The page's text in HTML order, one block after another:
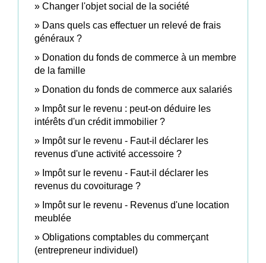
Changer l'objet social de la société
Dans quels cas effectuer un relevé de frais
généraux ?
Donation du fonds de commerce à un membre
de la famille
Donation du fonds de commerce aux salariés
Impôt sur le revenu : peut-on déduire les
intérêts d'un crédit immobilier ?
Impôt sur le revenu - Faut-il déclarer les
revenus d'une activité accessoire ?
Impôt sur le revenu - Faut-il déclarer les
revenus du covoiturage ?
Impôt sur le revenu - Revenus d'une location
meublée
Obligations comptables du commerçant
(entrepreneur individuel)